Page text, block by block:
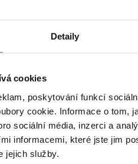
Detaily
cookies
poskytování funkcí
cookie. Informace o tom,
sociální média, inzerci a
informacemi, které jste jim
jejich služby.